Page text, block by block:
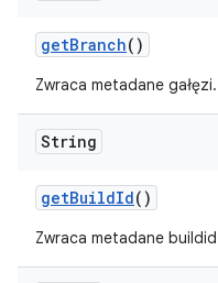
getBranch()
Zwraca metadane gałęzi.
String
getBuildId()
Zwraca metadane